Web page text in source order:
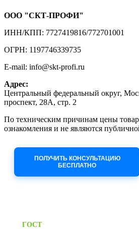
ООО "СКТ-ПРОФИ"
ИНН/КПП: 7727419816/772701001
ОГРН: 1197746339735
E-mail: info@skt-profi.ru
Адрес:
Центральный федеральный округ,
проспект, 28А, стр. 2
По техническим причинам цены
ознакомления и не являются
ПОЛУЧИТЬ КОНСУЛЬТАЦИЮ
БЕСПЛАТНО
ГОСТПредоставляем паспорт